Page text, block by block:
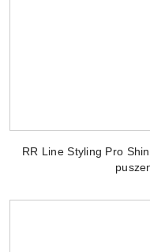
RR Line Styling Pro